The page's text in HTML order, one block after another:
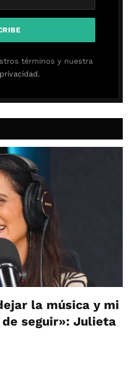
términos y nuestra
la música y mi
seguir»: Julieta